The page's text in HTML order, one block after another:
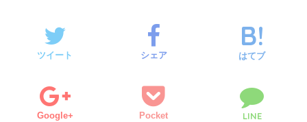
ツイート シェア はてブ
Google+ Pocket LINE